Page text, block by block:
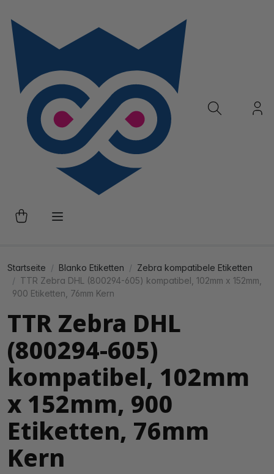
Startseite Blanko Etiketten
Zebra kompatibele Etiketten
TTR Zebra DHL (800294-605) kompatibel, 102mm x 152mm,
900 Etiketten, 76mm Kern
TTR Zebra DHL
(800294-605)
kompatibel, 102mm
x 152mm, 900
Etiketten, 76mm
Kern